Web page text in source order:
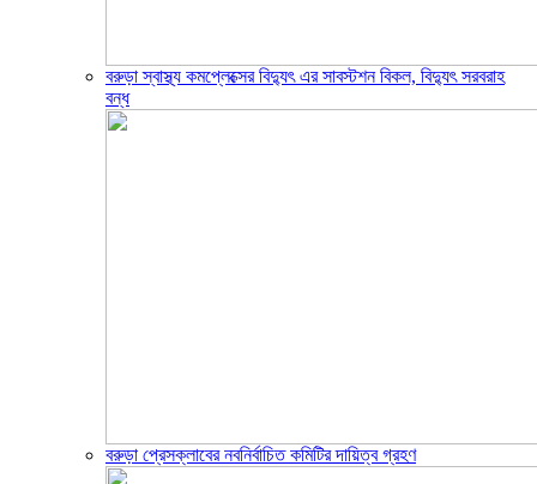
বরুড়া স্বাস্থ্য কমপ্লেক্সের বিদ্যুৎ এর সাবস্টশন বিকল, বিদ্যুৎ সরবরাহ
বন্ধ
বরুড়া প্রেসক্লাবের নবনির্বাচিত কমিটির দায়িত্ব গ্রহণ